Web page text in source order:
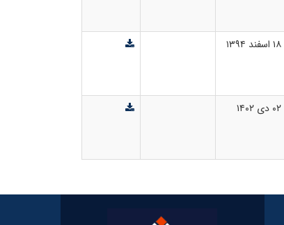
۱۸ اسفند ۱۳۹۴
۰۲ دی ۱۴۰۲